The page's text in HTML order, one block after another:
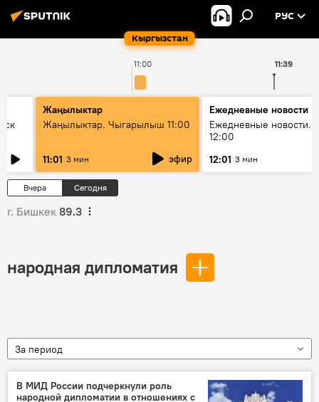
Кыргызстан
РУС
11:00 11:39
Жаңылыктар
Жаңылыктар. Чыгарылыш 11:00
11:01 3 мин эфир
Ежедневные новости
Ежедневные новости.
12:00
12:01 3 мин
Вчера Сегодня
г. Бишкек 89.3
народная дипломатия
За период
В МИД России подчеркнули роль
народной дипломатии в отношениях с